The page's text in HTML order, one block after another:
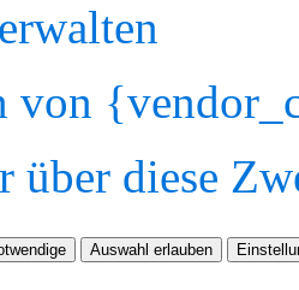
von
über diese
Auswahl erlauben